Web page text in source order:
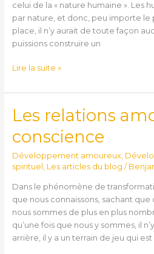
celui de la « nature humaine ». Les
par nature, et donc, peu importe le
place, il n’y aurait de toute façon
puissions construire un
Lire la suite »
Les relations
conscience
Développement amoureux,
spirituel , Les articles du blog /
Dans le phénomène de
que nous connaissons, sachant que
nous sommes de plus en plus
qu’une fois que nous y sommes, il
arrière, il y a un terrain de jeu qui
Les
relations
amoureuses
conscience